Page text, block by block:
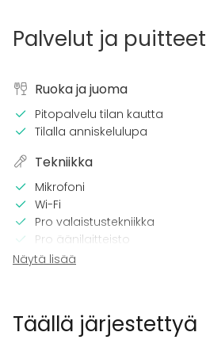
Palvelut ja puitteet
Ruoka ja juoma
Pitopalvelu tilan kautta
Tilalla anniskelulupa
Tekniikka
Mikrofoni
Wi-Fi
Pro valaistustekniikka
Pro äänilaitteisto
Tilaan kuuluu
Esteetön tila
Tanssilattia
Näytä lisää
Täällä järjestettyä